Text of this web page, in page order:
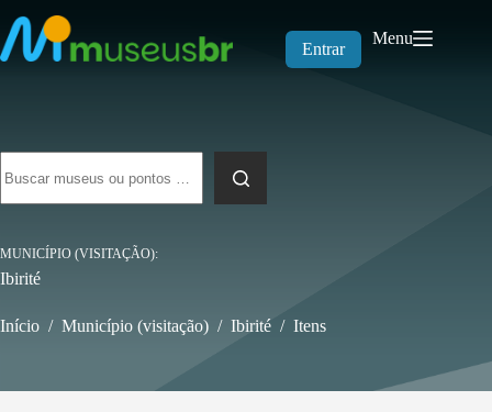
para
o
conteúdo
Entrar
Menu
resultados
MUNICÍPIO (VISITAÇÃO)
Ibirité
Início / Município (visitação) / Ibirité / Itens